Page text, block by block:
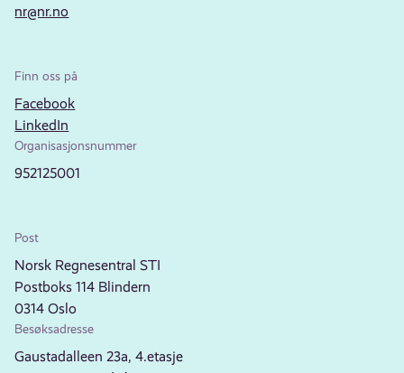
nr@nr.no
Finn oss på
Facebook
LinkedIn
Organisasjonsnummer
952125001
Post
Norsk Regnesentral STI
Postboks 114 Blindern
0314 Oslo
Besøksadresse
Gaustadalleen 23a, 4.etasje